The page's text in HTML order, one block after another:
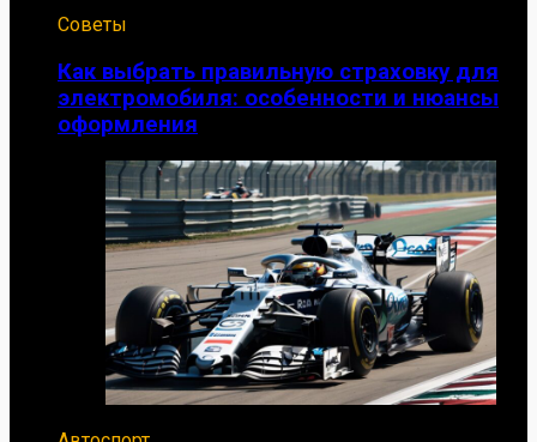
Советы
Как выбрать правильную страховку для
электромобиля: особенности и нюансы
оформления